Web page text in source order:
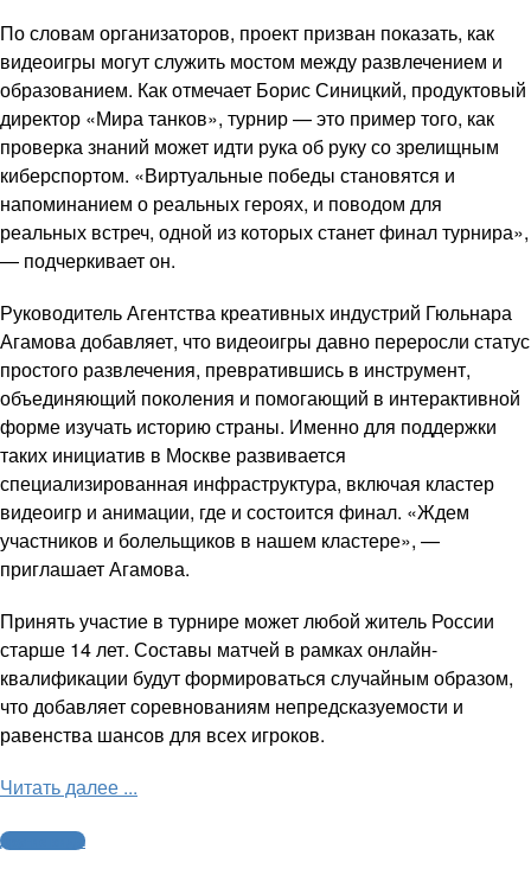
По словам организаторов, проект призван показать, как
видеоигры могут служить мостом между развлечением и
образованием. Как отмечает Борис Синицкий, продуктовый
директор «Мира танков», турнир — это пример того, как
проверка знаний может идти рука об руку со зрелищным
киберспортом. «Виртуальные победы становятся и
напоминанием о реальных героях, и поводом для
реальных встреч, одной из которых станет финал турнира»,
— подчеркивает он.
Руководитель Агентства креативных индустрий Гюльнара
Агамова добавляет, что видеоигры давно переросли статус
простого развлечения, превратившись в инструмент,
объединяющий поколения и помогающий в интерактивной
форме изучать историю страны. Именно для поддержки
таких инициатив в Москве развивается
специализированная инфраструктура, включая кластер
видеоигр и анимации, где и состоится финал. «Ждем
участников и болельщиков в нашем кластере», —
приглашает Агамова.
Принять участие в турнире может любой житель России
старше 14 лет. Составы матчей в рамках онлайн-
квалификации будут формироваться случайным образом,
что добавляет соревнованиям непредсказуемости и
равенства шансов для всех игроков.
Читать далее ...
Другие виды